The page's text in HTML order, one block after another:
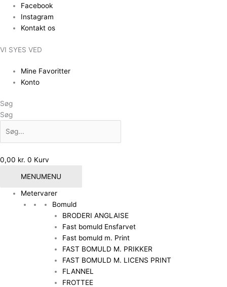
indholdet
Facebook
Instagram
Kontakt os
VI SYES VED
Mine Favoritter
Konto
Søg
Søg
0,00 kr. 0 Kurv
MENUMENU
Metervarer
Bomuld
BRODERI ANGLAISE
Fast bomuld Ensfarvet
Fast bomuld m. Print
FAST BOMULD M. PRIKKER
FAST BOMULD M. LICENS PRINT
FLANNEL
FROTTEE
pris